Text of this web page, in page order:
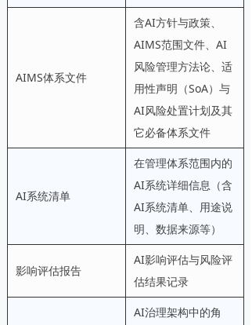
AIMS体系文件
含AI方针与政策、
AIMS范围文件、AI
风险管理方法论、适
用性声明（SoA）与
AI风险处置计划及其
它必备体系文件
AI系统清单
在管理体系范围内的
AI系统详细信息（含
AI系统清单、用途说
明、数据来源等）
影响评估报告
AI影响评估与风险评
估结果记录
AI治理架构中的角